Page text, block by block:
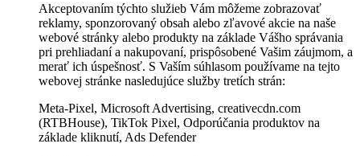
Akceptovaním týchto služieb Vám môžeme zobrazovať
reklamy, sponzorovaný obsah alebo zľavové akcie na naše
webové stránky alebo produkty na základe Vášho správania
pri prehliadaní a nakupovaní, prispôsobené Vašim záujmom, a
merať ich úspešnosť. S Vaším súhlasom používame na tejto
webovej stránke nasledujúce služby tretích strán:
Meta-Pixel, Microsoft Advertising, creativecdn.com
(RTBHouse), TikTok Pixel, Odporúčania produktov na
základe kliknutí, Ads Defender